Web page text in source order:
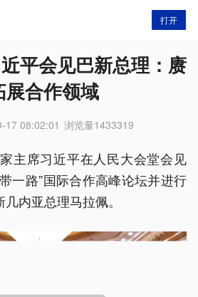
打开
平会见巴新总理：赓
合作领域
17 08:02:01 浏览量1433319
主席习近平在人民大会堂会见
一路”国际合作高峰论坛并进行
内亚总理马拉佩。